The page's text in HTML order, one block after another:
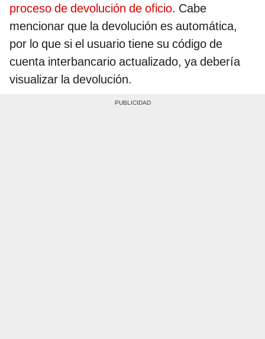
proceso de devolución de oficio. Cabe
mencionar que la devolución es automática,
por lo que si el usuario tiene su código de
cuenta interbancario actualizado, ya debería
visualizar la devolución.